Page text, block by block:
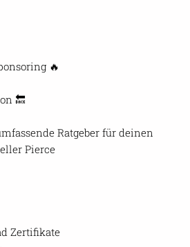
🔥
🔙
Ratgeber für deinen
Pierce
Zertifikate